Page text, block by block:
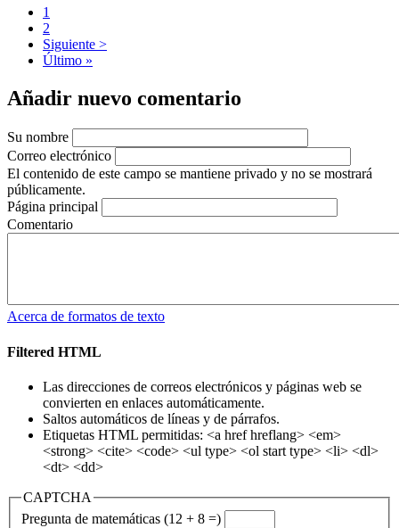
Paginación
Página
1
Página
2
Siguiente
página
Siguiente >
Última
Último »
Añadir nuevo comentario
Su nombre
Correo electrónico
El contenido de este campo se mantiene privado y no se mostrará
públicamente.
Página principal
Comentario
Acerca de formatos de texto
Filtered HTML
Las direcciones de correos electrónicos y páginas web se
convierten en enlaces automáticamente.
Saltos automáticos de líneas y de párrafos.
Etiquetas HTML permitidas: <a href hreflang> <em>
<strong> <cite> <code> <ul type> <ol start type> <li> <dl>
<dt> <dd>
CAPTCHA
Pregunta de matemáticas (12 + 8 =)